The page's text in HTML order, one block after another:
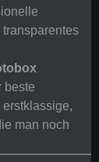
beste
man noch